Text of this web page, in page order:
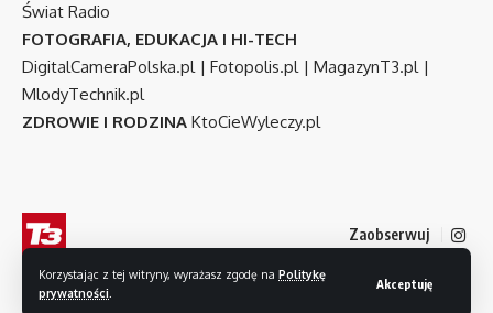
Korzystając z tej witryny, wyrażasz zgodę na Politykę
prywatności
Akceptuję
Świat Radio
FOTOGRAFIA, EDUKACJA I HI-TECH
DigitalCameraPolska.pl| Fotopolis.pl| MagazynT3.pl|
MlodyTechnik.pl
ZDROWIE I RODZINA KtoCieWyleczy.pl
Zaobserwuj